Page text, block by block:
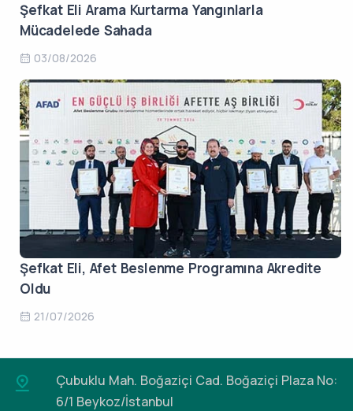
Şefkat Eli Arama Kurtarma Yangınlarla
Mücadelede Sahada
03/08/2026
Şefkat Eli, Afet Beslenme Programına Akredite
Oldu
21/07/2026
Çubuklu Mah. Boğaziçi Cad. Boğaziçi Plaza No:
6/1 Beykoz/İstanbul